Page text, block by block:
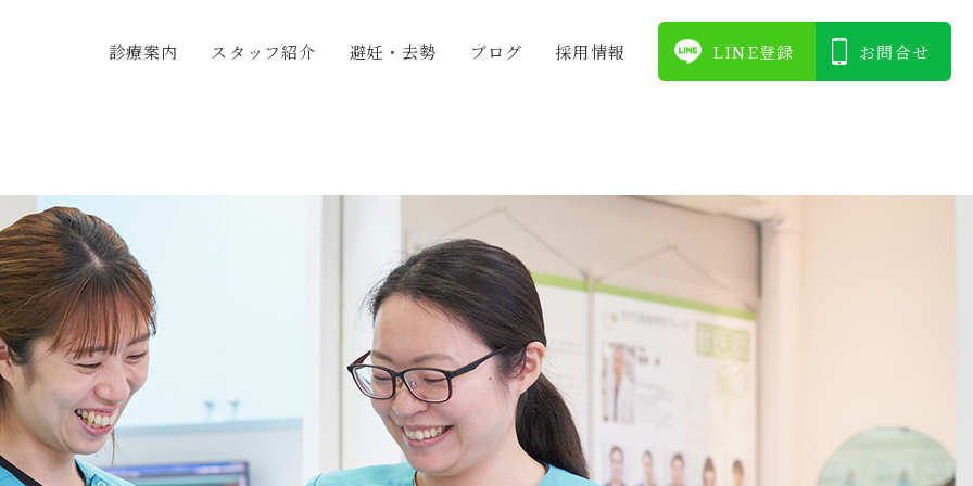
診療案内 スタッフ紹介 避妊・去勢 ブログ 採⽤情報 LINE登録 お問合せ